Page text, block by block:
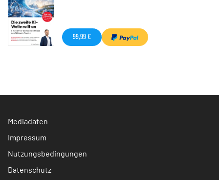
99,99 €
Mediadaten
Impressum
Nutzungsbedingungen
Datenschutz